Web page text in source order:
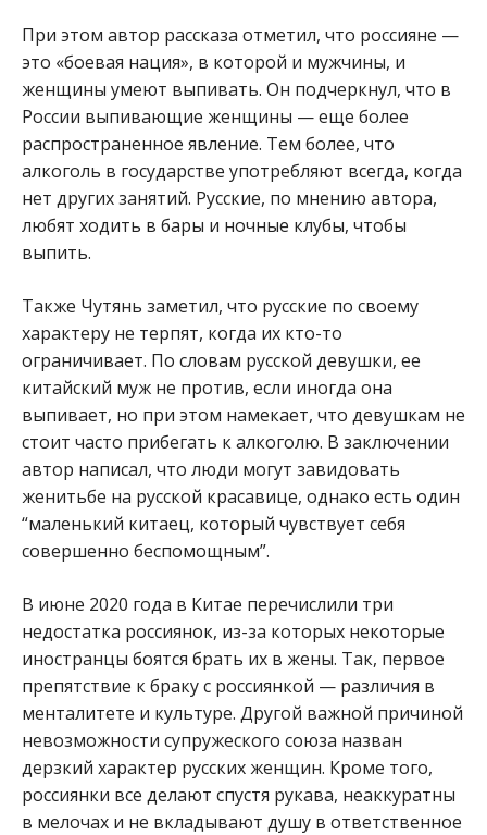
При этом автор рассказа отметил, что россияне —
это «боевая нация», в которой и мужчины, и
женщины умеют выпивать. Он подчеркнул, что в
России выпивающие женщины — еще более
распространенное явление. Тем более, что
алкоголь в государстве употребляют всегда, когда
нет других занятий. Русские, по мнению автора,
любят ходить в бары и ночные клубы, чтобы
выпить.
Также Чутянь заметил, что русские по своему
характеру не терпят, когда их кто-то
ограничивает. По словам русской девушки, ее
китайский муж не против, если иногда она
выпивает, но при этом намекает, что девушкам не
стоит часто прибегать к алкоголю. В заключении
автор написал, что люди могут завидовать
женитьбе на русской красавице, однако есть один
“маленький китаец, который чувствует себя
совершенно беспомощным”.
В июне 2020 года в Китае перечислили три
недостатка россиянок, из-за которых некоторые
иностранцы боятся брать их в жены. Так, первое
препятствие к браку с россиянкой — различия в
менталитете и культуре. Другой важной причиной
невозможности супружеского союза назван
дерзкий характер русских женщин. Кроме того,
россиянки все делают спустя рукава, неаккуратны
в мелочах и не вкладывают душу в ответственное